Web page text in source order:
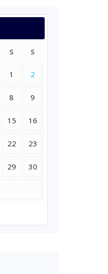
S S
1 2
8 9
15 16
22 23
29 30